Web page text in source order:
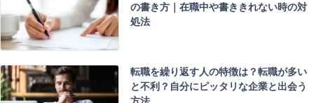
の書き方｜在職中や書ききれない時の対
処法
転職を繰り返す人の特徴は？転職が多い
と不利？自分にピッタリな企業と出会う